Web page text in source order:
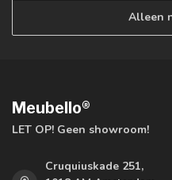
Alleen
Meubello®
LET OP! Geen showroom!
Cruquiuskade 251,